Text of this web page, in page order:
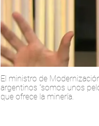
El ministro de
argentinos “somos unos
que ofrece la minería.